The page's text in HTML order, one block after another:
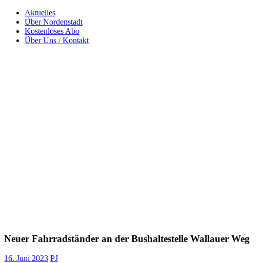
Zum
Inhalt
springen
Norschter News – Frische Infos rund um Wiesbaden-Nordenstadt
Aktuelles
Über Nordenstadt
Kostenloses Abo
Über Uns / Kontakt
Neuer Fahrradständer an der Bushaltestelle Wallauer Weg
16. Juni 2023 PJ